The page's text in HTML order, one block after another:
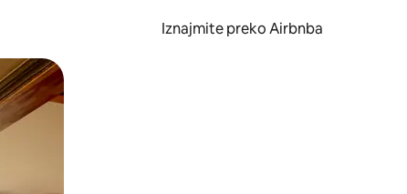
Iznajmite preko Airbnba